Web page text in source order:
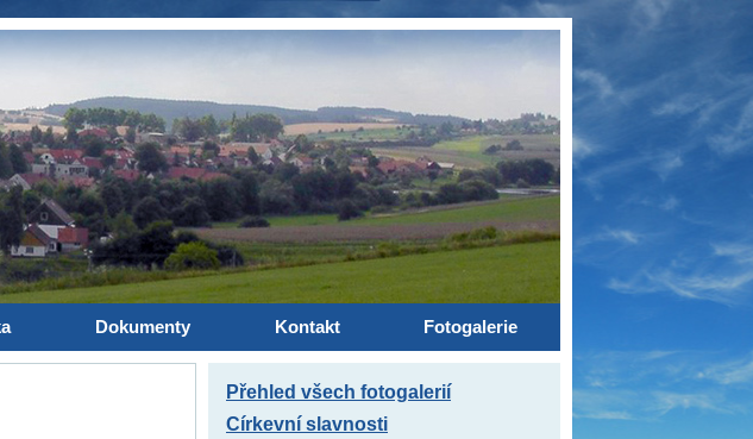
Dokumenty Kontakt Fotogalerie
Přehled všech fotogalerií
Církevní slavnosti